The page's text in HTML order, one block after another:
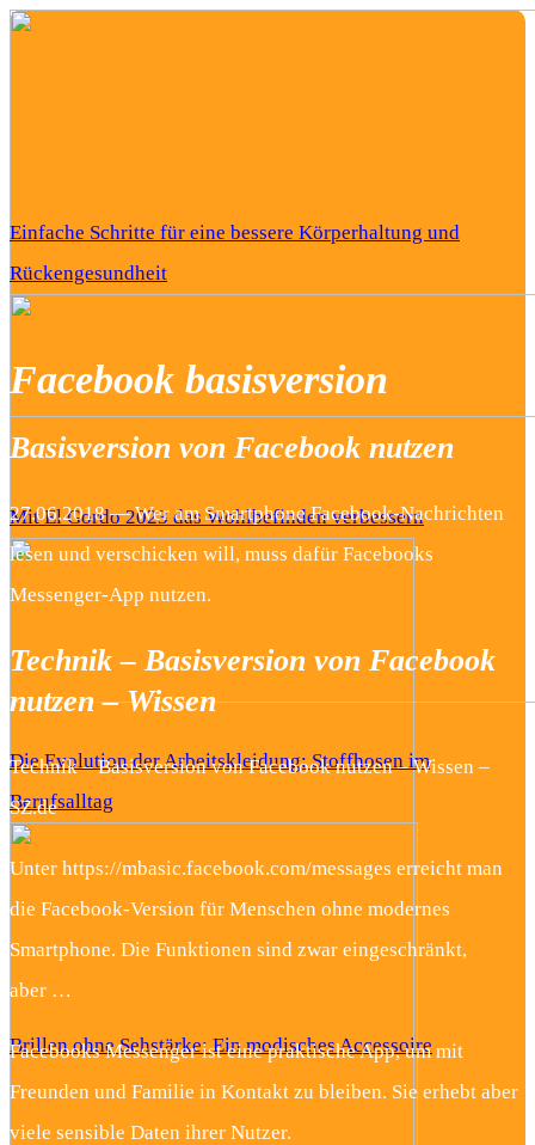
Einfache Schritte für eine bessere Körperhaltung und
Rückengesundheit
Mit El Gordo 2023 das Wohlbefinden verbessern
Die Evolution der Arbeitskleidung: Stoffhosen im
Berufsalltag
Brillen ohne Sehstärke: Ein modisches Accessoire
Facebook basisversion
Basisversion von Facebook nutzen
27.06.2018 — Wer am Smartphone Facebook-Nachrichten
lesen und verschicken will, muss dafür Facebooks
Messenger-App nutzen.
Technik – Basisversion von Facebook
nutzen – Wissen
Technik – Basisversion von Facebook nutzen – Wissen –
SZ.de
Unter https://mbasic.facebook.com/messages erreicht man
die Facebook-Version für Menschen ohne modernes
Smartphone. Die Funktionen sind zwar eingeschränkt,
aber …
Facebooks Messenger ist eine praktische App, um mit
Freunden und Familie in Kontakt zu bleiben. Sie erhebt aber
viele sensible Daten ihrer Nutzer.